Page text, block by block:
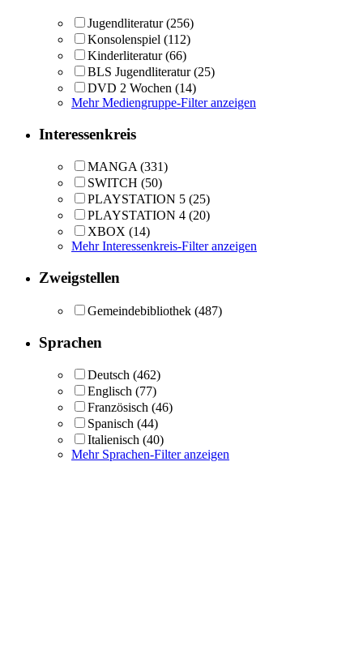
Jugendliteratur (256)
Konsolenspiel (112)
Kinderliteratur (66)
BLS Jugendliteratur (25)
DVD 2 Wochen (14)
Mehr Mediengruppe-Filter anzeigen
Interessenkreis
MANGA (331)
SWITCH (50)
PLAYSTATION 5 (25)
PLAYSTATION 4 (20)
XBOX (14)
Mehr Interessenkreis-Filter anzeigen
Zweigstellen
Gemeindebibliothek (487)
Sprachen
Deutsch (462)
Englisch (77)
Französisch (46)
Spanisch (44)
Italienisch (40)
Mehr Sprachen-Filter anzeigen